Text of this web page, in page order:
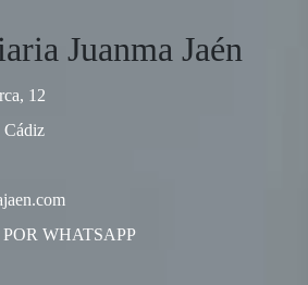
Juanma Jaén
12
Cádiz
WHATSAPP